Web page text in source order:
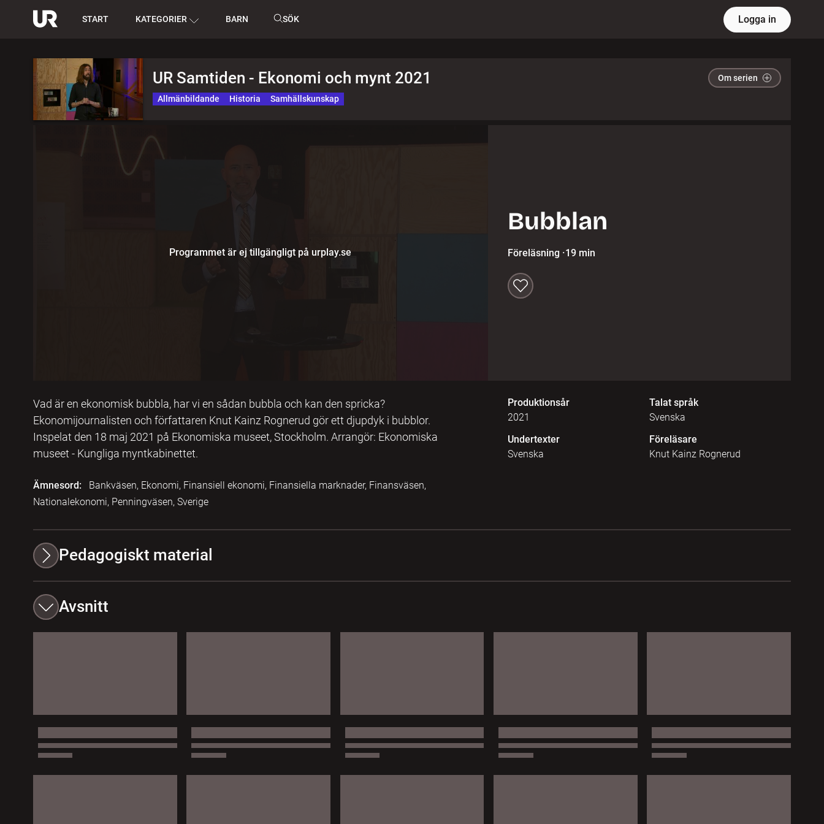
START KATEGORIER BARN SÖK Logga in
UR Samtiden - Ekonomi och mynt 2021 Om serien
Allmänbildande Historia Samhällskunskap
Programmet är ej tillgängligt på urplay.se
Bubblan
Föreläsning ·19 min
Vad är en ekonomisk bubbla, har vi en sådan bubbla och kan den spricka?
Ekonomijournalisten och författaren Knut Kainz Rognerud gör ett djupdyk i bubblor.
Inspelat den 18 maj 2021 på Ekonomiska museet, Stockholm. Arrangör: Ekonomiska
museet - Kungliga myntkabinettet.
Ämnesord:
Bankväsen, Ekonomi, Finansiell ekonomi, Finansiella marknader, Finansväsen,
Nationalekonomi, Penningväsen, Sverige
Produktionsår
2021
Talat språk
Svenska
Undertexter
Svenska
Föreläsare
Knut Kainz Rognerud
Pedagogiskt material
Avsnitt